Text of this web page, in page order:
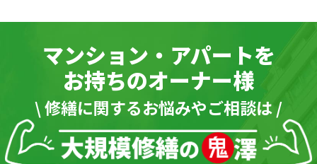
マンション・アパートを
お持ちのオーナー様
\ 修繕に関するお悩みやご相談は /